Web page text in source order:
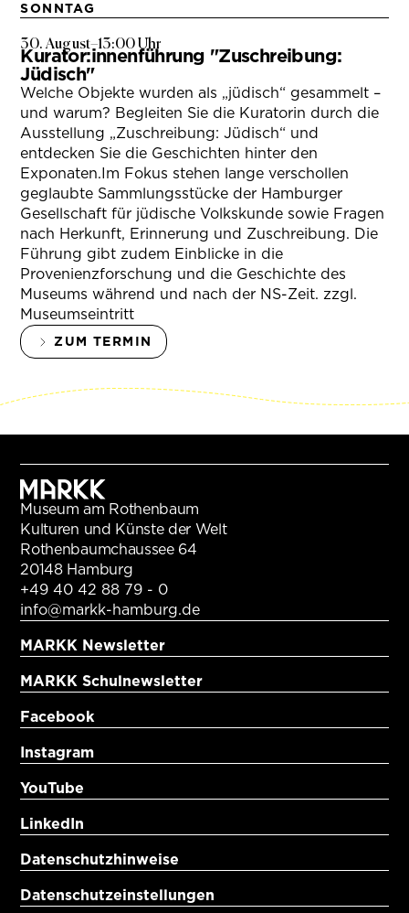
SONNTAG
30. August–13:00 Uhr
Kurator:innenführung "Zuschreibung:
Jüdisch"
Welche Objekte wurden als „jüdisch“ gesammelt –
und warum? Begleiten Sie die Kuratorin durch die
Ausstellung „Zuschreibung: Jüdisch“ und
entdecken Sie die Geschichten hinter den
Exponaten.Im Fokus stehen lange verschollen
geglaubte Sammlungsstücke der Hamburger
Gesellschaft für jüdische Volkskunde sowie Fragen
nach Herkunft, Erinnerung und Zuschreibung. Die
Führung gibt zudem Einblicke in die
Provenienzforschung und die Geschichte des
Museums während und nach der NS-Zeit. zzgl.
Museumseintritt
ZUM TERMIN
Museum am Rothenbaum
Kulturen und Künste der Welt
Rothenbaumchaussee 64
20148 Hamburg
+49 40 42 88 79 - 0
info@markk-hamburg.de
MARKK Newsletter
MARKK Schulnewsletter
Facebook
Instagram
YouTube
LinkedIn
Datenschutzhinweise
Datenschutzeinstellungen